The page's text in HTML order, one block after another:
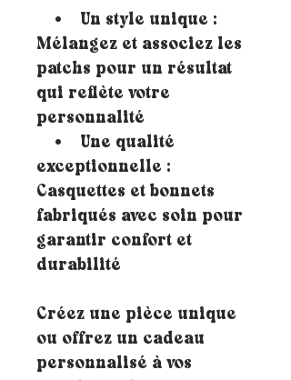
• Un style unique :
Mélangez et associez les
patchs pour un résultat
qui reflète votre
personnalité
• Une qualité
exceptionnelle :
Casquettes et bonnets
fabriqués avec soin pour
garantir confort et
durabilité
Créez une pièce unique
ou offrez un cadeau
personnalisé à vos